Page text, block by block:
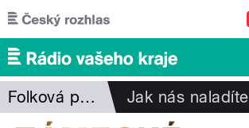
Přejít k hlavnímu obsahu
Folková pohlazení Jak nás naladíte